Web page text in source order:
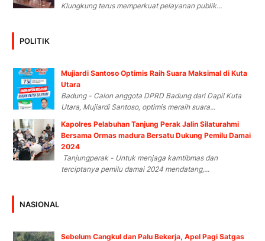
Klungkung terus memperkuat pelayanan publik...
POLITIK
Mujiardi Santoso Optimis Raih Suara Maksimal di Kuta
Utara
Badung - Calon anggota DPRD Badung dari Dapil Kuta
Utara, Mujiardi Santoso, optimis meraih suara...
Kapolres Pelabuhan Tanjung Perak Jalin Silaturahmi
Bersama Ormas madura Bersatu Dukung Pemilu Damai
2024
Tanjungperak - Untuk menjaga kamtibmas dan
terciptanya pemilu damai 2024 mendatang,...
NASIONAL
Sebelum Cangkul dan Palu Bekerja, Apel Pagi Satgas